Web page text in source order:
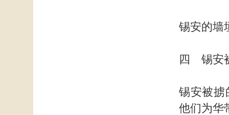
锡安的墙
四 锡安
锡安被掳
他们为华